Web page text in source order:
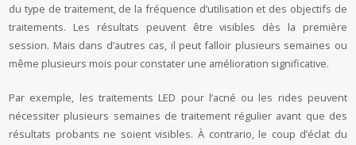
du type de traitement, de la fréquence d’utilisation et des objectifs de
traitements. Les résultats peuvent être visibles dès la première
session. Mais dans d’autres cas, il peut falloir plusieurs semaines ou
même plusieurs mois pour constater une amélioration significative.
Par exemple, les traitements LED pour l’acné ou les rides peuvent
nécessiter plusieurs semaines de traitement régulier avant que des
résultats probants ne soient visibles. À contrario, le coup d’éclat du